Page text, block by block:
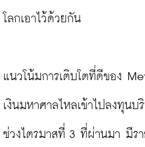
โลกเอาไว้ด้วยกัน
แนวโน้มการเติบโตที่ดีของ
เงินมหาศาลไหลเข้าไปลงทุน
ช่วงไตรมาสที่ 3 ที่ผ่านมา มีร